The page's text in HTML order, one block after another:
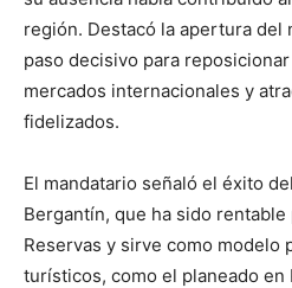
región. Destacó la apertura del
paso decisivo para
mercados internacionales y
fidelizados.
El mandatario señaló el éxito
Bergantín, que ha sido rentable
Reservas y sirve como modelo
turísticos, como el planeado en